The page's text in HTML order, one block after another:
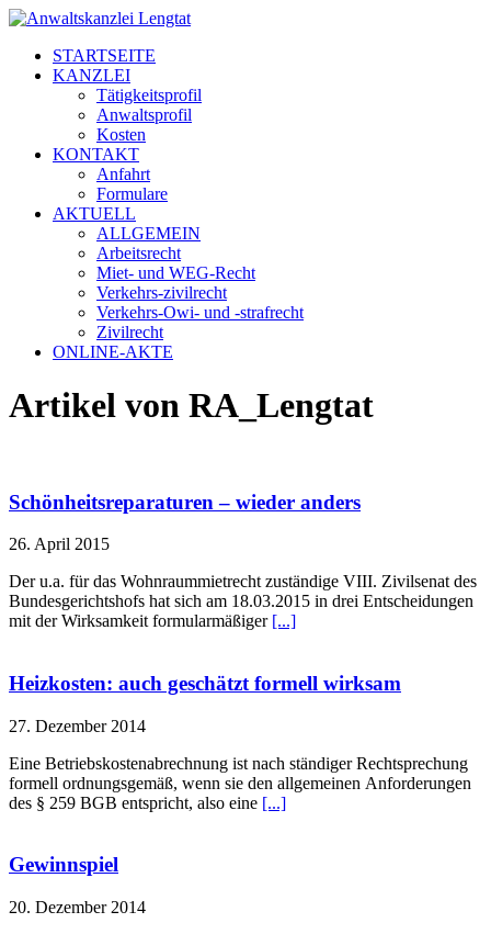
STARTSEITE
KANZLEI
Tätigkeitsprofil
Anwaltsprofil
Kosten
KONTAKT
Anfahrt
Formulare
AKTUELL
ALLGEMEIN
Arbeitsrecht
Miet- und WEG-Recht
Verkehrs-zivilrecht
Verkehrs-Owi- und -strafrecht
Zivilrecht
ONLINE-AKTE
Artikel von RA_Lengtat
Schönheitsreparaturen – wieder anders
26. April 2015
Der u.a. für das Wohnraummietrecht zuständige VIII. Zivilsenat des
Bundesgerichtshofs hat sich am 18.03.2015 in drei Entscheidungen
mit der Wirksamkeit formularmäßiger [...]
Heizkosten: auch geschätzt formell wirksam
27. Dezember 2014
Eine Betriebskostenabrechnung ist nach ständiger Rechtsprechung
formell ordnungsgemäß, wenn sie den allgemeinen Anforderungen
des § 259 BGB entspricht, also eine [...]
Gewinnspiel
20. Dezember 2014